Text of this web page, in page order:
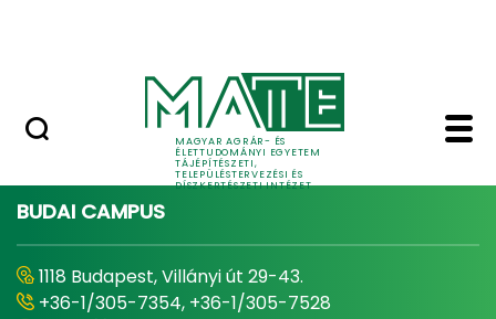
MAGYAR AGRÁR- ÉS
ÉLETTUDOMÁNYI EGYETEM
TÁJÉPÍTÉSZETI,
TELEPÜLÉSTERVEZÉSI ÉS
DÍSZKERTÉSZETI INTÉZET
Home - Tájépítészeti,
BUDAI CAMPUS
1118 Budapest, Villányi út 29-43.
+36-1/305-7354, +36-1/305-7528